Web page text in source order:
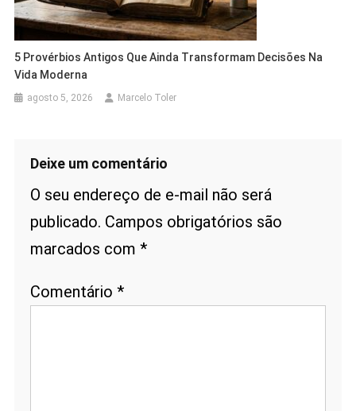
5 Provérbios Antigos Que Ainda Transformam Decisões Na
Vida Moderna
agosto 5, 2026 Marcelo Toler
Deixe um comentário
O seu endereço de e-mail não será
publicado. Campos obrigatórios são
marcados com *
Comentário *